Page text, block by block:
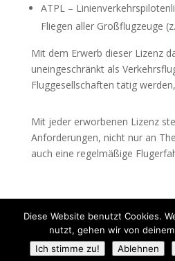
ATPL –
Fliegen aller Großflugzeuge
Mit dem Erwerb dieser Lizenz
uneingeschränkt als
Fluggesellschaften tätig
Mit jeder erworbenen Lizenz
Anforderungen, nicht nur an
auch eine regelmäßige
Impressum|
try/seo| Webdesign
Diese Website benutzt Cookies.
nutzt, gehen wir von
Ich stimme zu!
Ablehnen